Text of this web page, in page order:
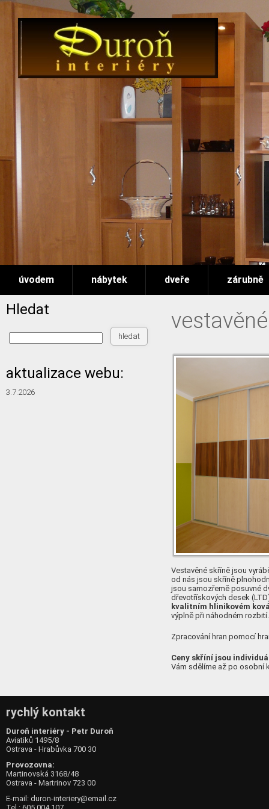
úvodem nábytek dveře zárubně
Hledat
aktualizace webu:
3.7.2026
Vestavěné skříně jsou
od nás jsou skříně
jsou samozřemě posuvné
dřevotřískových desek
kvalitním hlinikovém
výplně při náhodném rozbití.
Zpracování hran pomocí
Ceny skříní jsou
Vám sdělíme až po osobní
rychlý kontakt
Duroň interiéry - Petr Duroň
Aviatiků 1495/8
Ostrava - Hrabůvka 700 30
Provozovna:
Martinovská 3168/48
Ostrava - Martrinov 723 00
E-mail: duron-interiery@email.cz